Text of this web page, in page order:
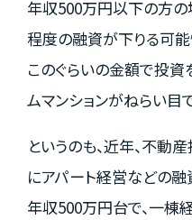
年収500万円以下の方
程度の融資が下りる可能
このぐらいの金額で投資
ムマンションがねらい目
というのも、近年、不動
にアパート経営などの融
年収500万円台で、一棟